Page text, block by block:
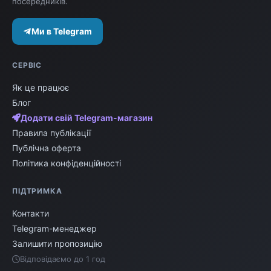
Ми в Telegram
СЕРВІС
Як це працює
Блог
Додати свій Telegram-магазин
Правила публікації
Публічна оферта
Політика конфіденційності
ПІДТРИМКА
Контакти
Telegram-менеджер
Залишити пропозицію
Відповідаємо до 1 год